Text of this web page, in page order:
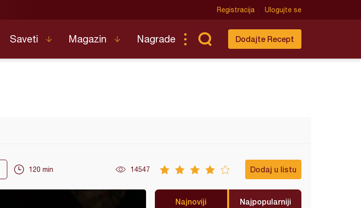
Registracija Ulogujte se
Saveti Magazin Nagrade Dodajte Recept
120 min 14547 Dodaj u listu
Najnoviji Najpopularniji